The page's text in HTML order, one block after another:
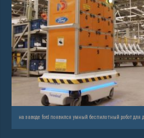
на заводе ford появился умный беспилотный робот для